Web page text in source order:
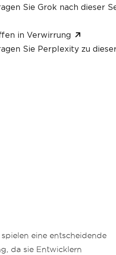
Sie Grok nach dieser
in Verwirrung
Sie Perplexity zu
eine entscheidende
da sie Entwicklern